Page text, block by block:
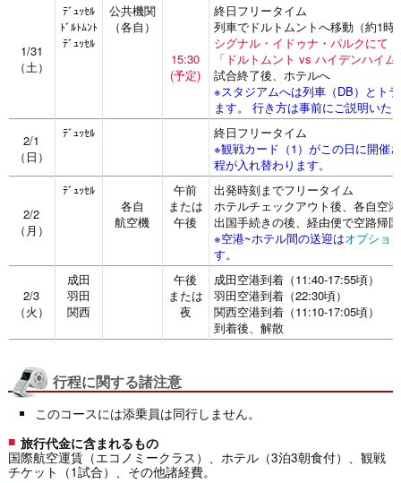
1/31
（土）
ﾃﾞｭｯｾﾙ
ﾄﾞﾙﾄﾑﾝﾄ
ﾃﾞｭｯｾﾙ
公共機関
（各自）
15:30
(予定)
終日フリータイム
列車でドルトムントへ移動（約1時
シグナル・イドゥナ・パルクにて
「ドルトムント vs ハイデンハイ
試合終了後、ホテルへ
※スタジアムへは列車（DB）とト
ます。 行き方は事前にご説明いた
2/1
（日）
ﾃﾞｭｯｾﾙ
終日フリータイム
※観戦カード（1）がこの日に開催
程が入れ替わります。
2/2
（月）
ﾃﾞｭｯｾﾙ
各自
航空機
午前
または
午後
出発時刻までフリータイム
ホテルチェックアウト後、各自空
出国手続きの後、経由便で空路帰
※空港~ホテル間の送迎はオプショ
す。
2/3
（火）
成田
羽田
関西
午後
または
夜
成田空港到着（11:40-17:55頃）
羽田空港到着（22:30頃）
関西空港到着（11:10-17:05頃）
到着後、解散
行程に関する諸注意
このコースには添乗員は同行しません。
旅行代金に含まれるもの
国際航空運賃（エコノミークラス）、ホテル（3泊3朝食付）、観戦
チケット（1試合）、その他諸経費。